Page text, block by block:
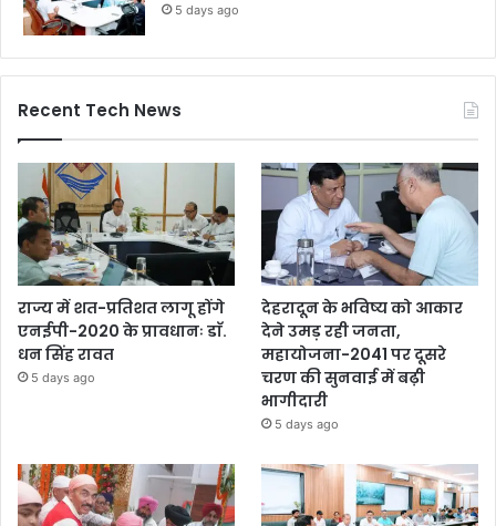
5 days ago
Recent Tech News
राज्य में शत-प्रतिशत लागू होंगे
एनईपी-2020 के प्रावधानः डाॅ.
धन सिंह रावत
5 days ago
देहरादून के भविष्य को आकार
देने उमड़ रही जनता,
महायोजना-2041 पर दूसरे
चरण की सुनवाई में बढ़ी
भागीदारी
5 days ago